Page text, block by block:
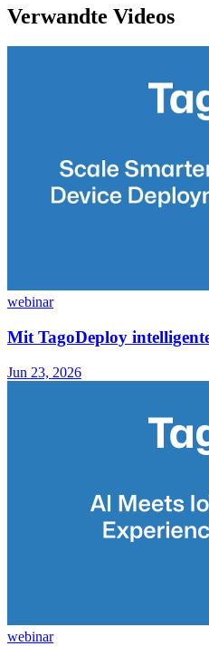
Verwandte Videos
webinar
Mit TagoDeploy
Jun 23, 2026
webinar